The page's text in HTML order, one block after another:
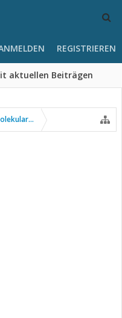
aktuellen Beiträgen
REGISTRIEREN
Wirkstoffe